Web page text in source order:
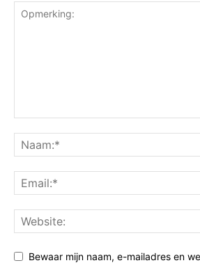
Bewaar mijn naam, e-mailadres en